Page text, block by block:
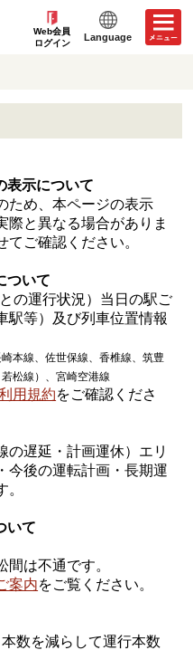
Web会員
ログイン
Language
表示について
ため、本ページの表示
際と異なる場合がありま
ご確認ください。
ついて
の運行状況）当日の駅ご
駅等）及び列車位置情報
本線、佐世保線、香椎線、筑豊
松線）、宮崎空港線
用規約をご確認くださ
の遅延・計画運休）エリ
今後の運転計画・長期運
いて
は不通です。
案内をご覧ください。
数を減らして運行本数